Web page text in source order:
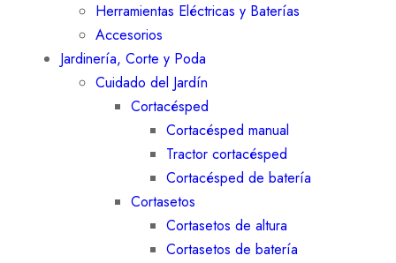
Herramientas Eléctricas y Baterías
Accesorios
Jardinería, Corte y Poda
Cuidado del Jardín
Cortacésped
Cortacésped manual
Tractor cortacésped
Cortacésped de batería
Cortasetos
Cortasetos de altura
Cortasetos de batería